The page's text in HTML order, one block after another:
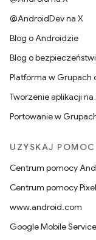
@AndroidDev na X
Blog o Androidzie
Blog o
Platforma w Grupach
Tworzenie aplikacji
Portowanie w
UZYSKAJ POMOC
Centrum pomocy
Centrum pomocy Pixel
www.android.com
Google Mobile